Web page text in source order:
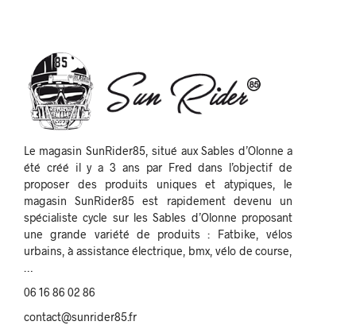
Le magasin SunRider85, situé aux Sables d’Olonne a
été créé il y a 3 ans par Fred dans l’objectif de
proposer des produits uniques et atypiques, le
magasin SunRider85 est rapidement devenu un
spécialiste cycle sur les Sables d’Olonne proposant
une grande variété de produits : Fatbike, vélos
urbains, à assistance électrique, bmx, vélo de course,
06 16 86 02 86
contact@sunrider85.fr